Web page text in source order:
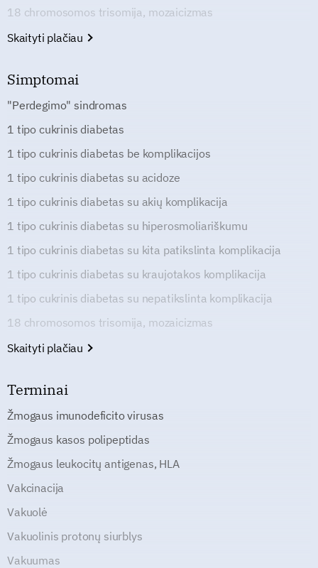
18 chromosomos trisomija, mozaicizmas
Skaityti plačiau
Simptomai
"Perdegimo" sindromas
1 tipo cukrinis diabetas
1 tipo cukrinis diabetas be komplikacijos
1 tipo cukrinis diabetas su acidoze
1 tipo cukrinis diabetas su akių komplikacija
1 tipo cukrinis diabetas su hiperosmoliariškumu
1 tipo cukrinis diabetas su kita patikslinta komplikacija
1 tipo cukrinis diabetas su kraujotakos komplikacija
1 tipo cukrinis diabetas su nepatikslinta komplikacija
18 chromosomos trisomija, mozaicizmas
Skaityti plačiau
Terminai
Žmogaus imunodeficito virusas
Žmogaus kasos polipeptidas
Žmogaus leukocitų antigenas, HLA
Vakcinacija
Vakuolė
Vakuolinis protonų siurblys
Vakuumas